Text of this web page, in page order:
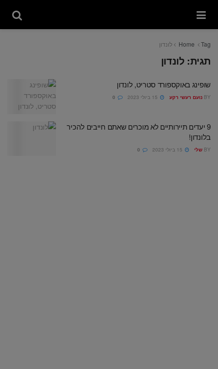
Home Tag לונדון
תגית:לונדון
שופינג באוקספורד סטריט, לונדון
BY נועם רעשי רקע
9 יעדים תיירותיים לא מוכרים שאתם חייבים להכיר
בלונדון!
BY שלי